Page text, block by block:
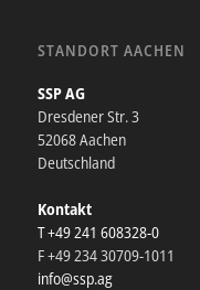
STANDORT AACHEN
SSP AG
Dresdener Str. 3
52068 Aachen
Deutschland
Kontakt
T +49 241 608328-0
F +49 234 30709-1011
info@ssp.ag